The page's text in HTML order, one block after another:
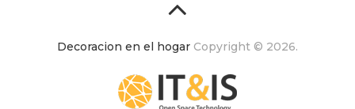
Decoracion en el hogar Copyright © 2026.